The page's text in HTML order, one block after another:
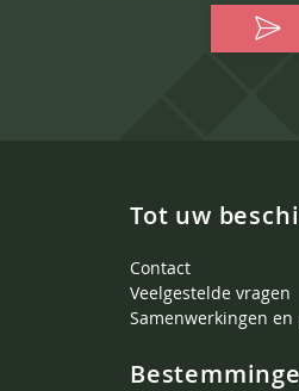
Tot uw
Contact
Veelgestelde vragen
Samenwerkingen